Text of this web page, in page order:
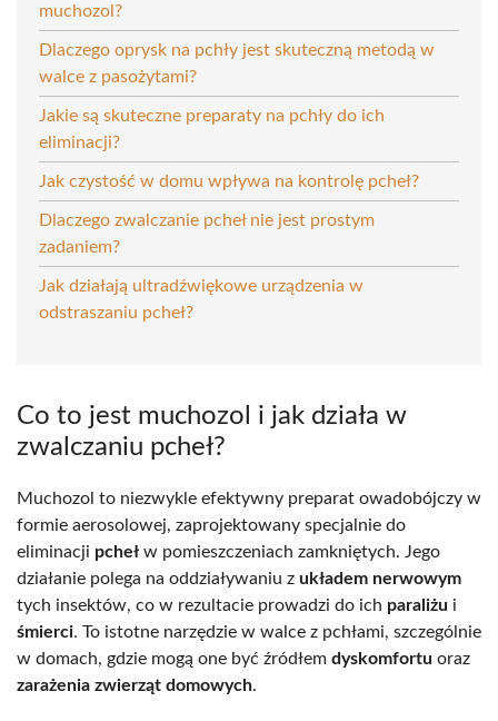
muchozol?
Dlaczego oprysk na pchły jest skuteczną metodą w
walce z pasożytami?
Jakie są skuteczne preparaty na pchły do ich
eliminacji?
Jak czystość w domu wpływa na kontrolę pcheł?
Dlaczego zwalczanie pcheł nie jest prostym
zadaniem?
Jak działają ultradźwiękowe urządzenia w
odstraszaniu pcheł?
Co to jest muchozol i jak działa w
zwalczaniu pcheł?
Muchozol to niezwykle efektywny preparat owadobójczy w
formie aerosolowej, zaprojektowany specjalnie do
eliminacji pcheł w pomieszczeniach zamkniętych. Jego
działanie polega na oddziaływaniu z układem nerwowym
tych insektów, co w rezultacie prowadzi do ich paraliżu i
śmierci. To istotne narzędzie w walce z pchłami, szczególnie
w domach, gdzie mogą one być źródłem dyskomfortu oraz
zarażenia zwierząt domowych.